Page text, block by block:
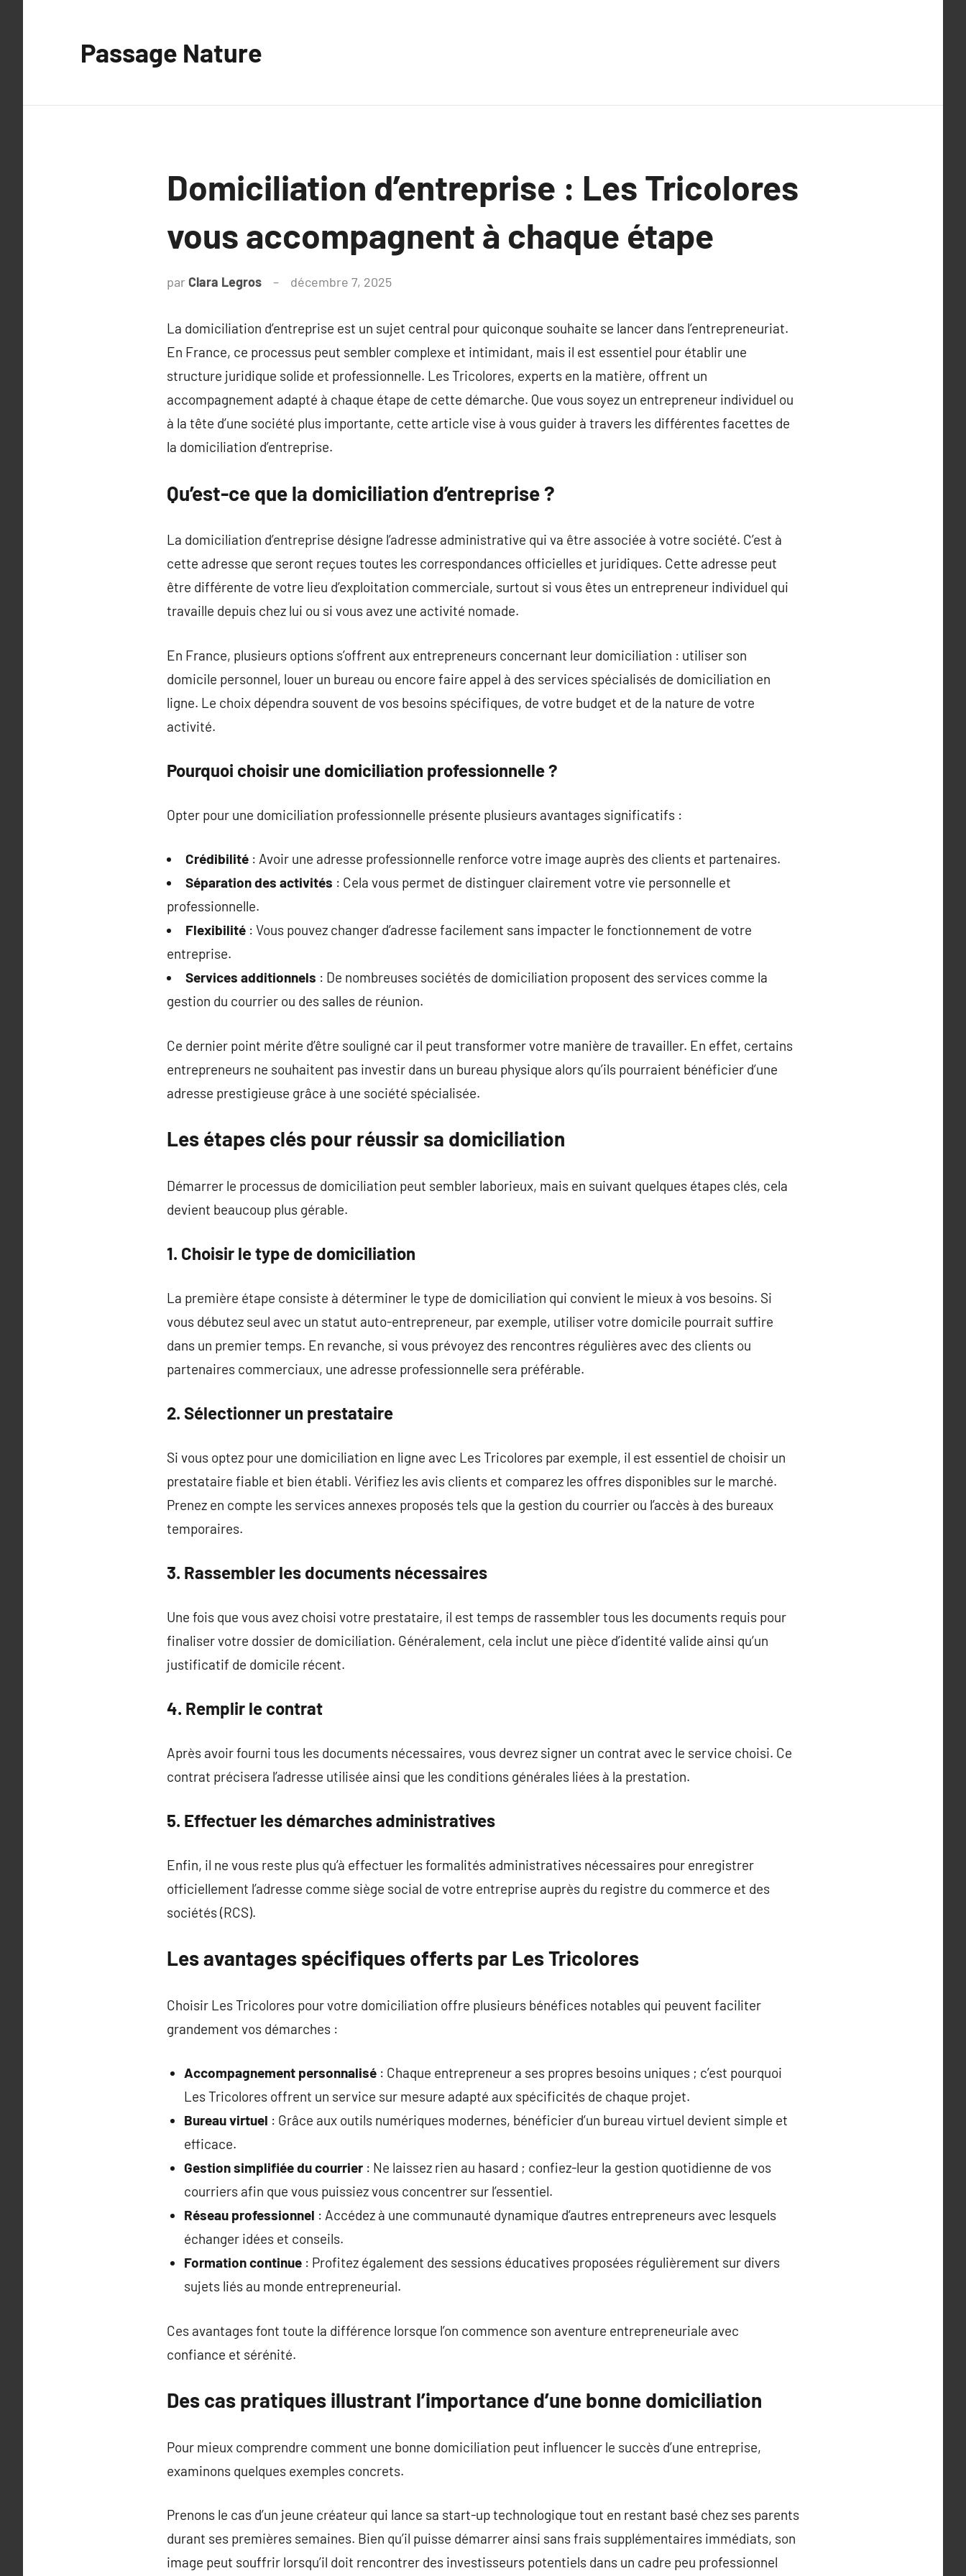
Passage Nature
Domiciliation d’entreprise : Les Tricolores
vous accompagnent à chaque étape
par Clara Legros décembre 7, 2025
La domiciliation d’entreprise est un sujet central pour quiconque souhaite se lancer dans l’entrepreneuriat.
En France, ce processus peut sembler complexe et intimidant, mais il est essentiel pour établir une
structure juridique solide et professionnelle. Les Tricolores, experts en la matière, offrent un
accompagnement adapté à chaque étape de cette démarche. Que vous soyez un entrepreneur individuel ou
à la tête d’une société plus importante, cette article vise à vous guider à travers les différentes facettes de
la domiciliation d’entreprise.
Qu’est-ce que la domiciliation d’entreprise ?
La domiciliation d’entreprise désigne l’adresse administrative qui va être associée à votre société. C’est à
cette adresse que seront reçues toutes les correspondances officielles et juridiques. Cette adresse peut
être différente de votre lieu d’exploitation commerciale, surtout si vous êtes un entrepreneur individuel qui
travaille depuis chez lui ou si vous avez une activité nomade.
En France, plusieurs options s’offrent aux entrepreneurs concernant leur domiciliation : utiliser son
domicile personnel, louer un bureau ou encore faire appel à des services spécialisés de domiciliation en
ligne. Le choix dépendra souvent de vos besoins spécifiques, de votre budget et de la nature de votre
activité.
Pourquoi choisir une domiciliation professionnelle ?
Opter pour une domiciliation professionnelle présente plusieurs avantages significatifs :
Crédibilité : Avoir une adresse professionnelle renforce votre image auprès des clients et partenaires.
Séparation des activités : Cela vous permet de distinguer clairement votre vie personnelle et
professionnelle.
Flexibilité : Vous pouvez changer d’adresse facilement sans impacter le fonctionnement de votre
entreprise.
Services additionnels : De nombreuses sociétés de domiciliation proposent des services comme la
gestion du courrier ou des salles de réunion.
Ce dernier point mérite d’être souligné car il peut transformer votre manière de travailler. En effet, certains
entrepreneurs ne souhaitent pas investir dans un bureau physique alors qu’ils pourraient bénéficier d’une
adresse prestigieuse grâce à une société spécialisée.
Les étapes clés pour réussir sa domiciliation
Démarrer le processus de domiciliation peut sembler laborieux, mais en suivant quelques étapes clés, cela
devient beaucoup plus gérable.
1. Choisir le type de domiciliation
La première étape consiste à déterminer le type de domiciliation qui convient le mieux à vos besoins. Si
vous débutez seul avec un statut auto-entrepreneur, par exemple, utiliser votre domicile pourrait suffire
dans un premier temps. En revanche, si vous prévoyez des rencontres régulières avec des clients ou
partenaires commerciaux, une adresse professionnelle sera préférable.
2. Sélectionner un prestataire
Si vous optez pour une domiciliation en ligne avec Les Tricolores par exemple, il est essentiel de choisir un
prestataire fiable et bien établi. Vérifiez les avis clients et comparez les offres disponibles sur le marché.
Prenez en compte les services annexes proposés tels que la gestion du courrier ou l’accès à des bureaux
temporaires.
3. Rassembler les documents nécessaires
Une fois que vous avez choisi votre prestataire, il est temps de rassembler tous les documents requis pour
finaliser votre dossier de domiciliation. Généralement, cela inclut une pièce d’identité valide ainsi qu’un
justificatif de domicile récent.
4. Remplir le contrat
Après avoir fourni tous les documents nécessaires, vous devrez signer un contrat avec le service choisi. Ce
contrat précisera l’adresse utilisée ainsi que les conditions générales liées à la prestation.
5. Effectuer les démarches administratives
Enfin, il ne vous reste plus qu’à effectuer les formalités administratives nécessaires pour enregistrer
officiellement l’adresse comme siège social de votre entreprise auprès du registre du commerce et des
sociétés (RCS).
Les avantages spécifiques offerts par Les Tricolores
Choisir Les Tricolores pour votre domiciliation offre plusieurs bénéfices notables qui peuvent faciliter
grandement vos démarches :
Accompagnement personnalisé: Chaque entrepreneur a ses propres besoins uniques ; c’est pourquoi
Les Tricolores offrent un service sur mesure adapté aux spécificités de chaque projet.
Bureau virtuel : Grâce aux outils numériques modernes, bénéficier d’un bureau virtuel devient simple et
efficace.
Gestion simplifiée du courrier: Ne laissez rien au hasard ; confiez-leur la gestion quotidienne de vos
courriers afin que vous puissiez vous concentrer sur l’essentiel.
Réseau professionnel : Accédez à une communauté dynamique d’autres entrepreneurs avec lesquels
échanger idées et conseils.
Formation continue: Profitez également des sessions éducatives proposées régulièrement sur divers
sujets liés au monde entrepreneurial.
Ces avantages font toute la différence lorsque l’on commence son aventure entrepreneuriale avec
confiance et sérénité.
Des cas pratiques illustrant l’importance d’une bonne domiciliation
Pour mieux comprendre comment une bonne domiciliation peut influencer le succès d’une entreprise,
examinons quelques exemples concrets.
Prenons le cas d’un jeune créateur qui lance sa start-up technologique tout en restant basé chez ses parents
durant ses premières semaines. Bien qu’il puisse démarrer ainsi sans frais supplémentaires immédiats, son
image peut souffrir lorsqu’il doit rencontrer des investisseurs potentiels dans un cadre peu professionnel